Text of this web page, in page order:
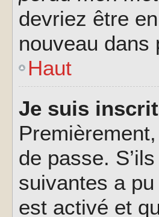
devriez être
nouveau dans
Haut
Je suis
de passe.
suivantes a
est activé et